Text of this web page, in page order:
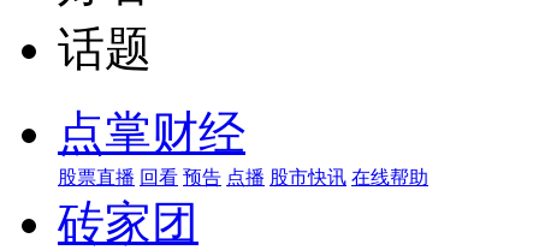
话题
点掌财经
股票直播 回看 预告 点播 股市快讯 在线帮助
砖家团